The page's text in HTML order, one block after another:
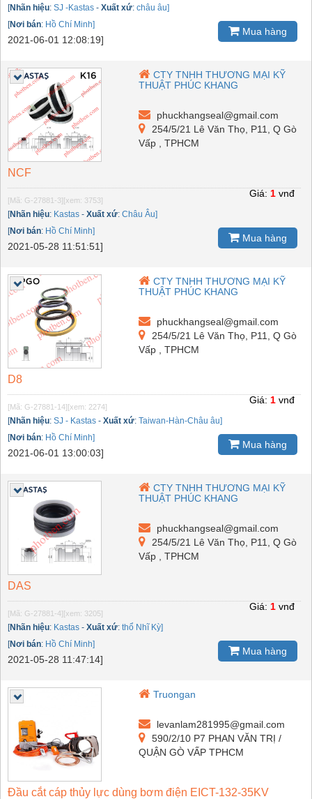
[Nhãn hiệu: SJ -Kastas - Xuất xứ: châu âu]
[Nơi bán: Hồ Chí Minh]
2021-06-01 12:08:19]
Mua hàng
CTY TNHH THƯƠNG MẠI KỸ
THUẬT PHÚC KHANG
phuckhangseal@gmail.com
254/5/21 Lê Văn Thọ, P11, Q Gò
Vấp , TPHCM
NCF
[Mã: G-27881-3][xem: 3753]
[Nhãn hiệu: Kastas - Xuất xứ: Châu Âu]
[Nơi bán: Hồ Chí Minh]
2021-05-28 11:51:51]
Giá: 1 vnđ
Mua hàng
CTY TNHH THƯƠNG MẠI KỸ
THUẬT PHÚC KHANG
phuckhangseal@gmail.com
254/5/21 Lê Văn Thọ, P11, Q Gò
Vấp , TPHCM
D8
[Mã: G-27881-14][xem: 2274]
[Nhãn hiệu: SJ - Kastas - Xuất xứ: Taiwan-Hàn-Châu âu]
[Nơi bán: Hồ Chí Minh]
2021-06-01 13:00:03]
Giá: 1 vnđ
Mua hàng
CTY TNHH THƯƠNG MẠI KỸ
THUẬT PHÚC KHANG
phuckhangseal@gmail.com
254/5/21 Lê Văn Thọ, P11, Q Gò
Vấp , TPHCM
DAS
[Mã: G-27881-4][xem: 3205]
[Nhãn hiệu: Kastas - Xuất xứ: thổ Nhĩ Kỳ]
[Nơi bán: Hồ Chí Minh]
2021-05-28 11:47:14]
Giá: 1 vnđ
Mua hàng
Truongan
levanlam281995@gmail.com
590/2/10 P7 PHAN VĂN TRỊ /
QUẬN GÒ VẤP TPHCM
Đầu cắt cáp thủy lực dùng bơm điện EICT-132-35KV